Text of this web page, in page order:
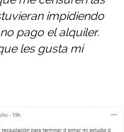
impidiendo
pago el alquiler.
les gusta mi